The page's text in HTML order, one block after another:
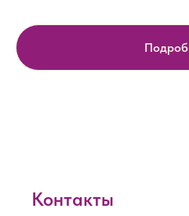
Контакты